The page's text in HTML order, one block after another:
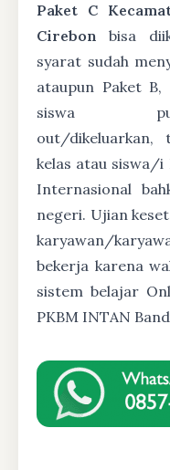
Paket C
Cirebon bisa
syarat sudah
ataupun Paket
siswa
out/
kelas atau siswa/i
Internasional
negeri. Ujian
karyawan/
bekerja karena
sistem belajar
PKBM INTAN